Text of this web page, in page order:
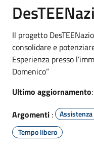
Il progetto
consolidare e
Esperienza presso
Domenico”
Ultimo aggiornamento
Argomenti :
Tempo libero